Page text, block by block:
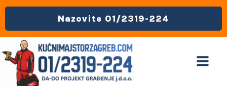
Nazovite 01/2319-224